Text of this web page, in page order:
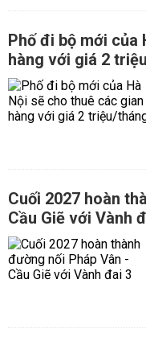
Phố đi bộ mới của
hàng với giá 2
Cuối 2027 hoàn
Cầu Giẽ với Vành